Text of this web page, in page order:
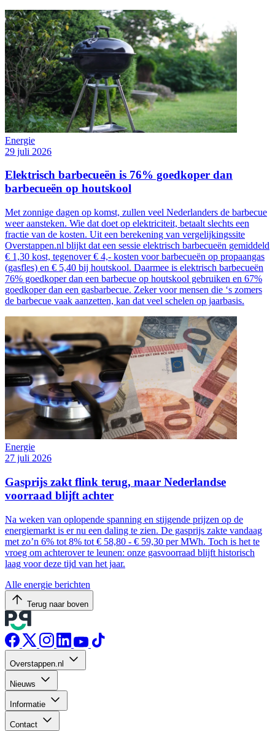
Energie
29 juli 2026
Elektrisch barbecueën is 76% goedkoper dan
barbecueën op houtskool
Met zonnige dagen op komst, zullen veel Nederlanders de barbecue
weer aansteken. Wie dat doet op elektriciteit, betaalt slechts een
fractie van de kosten. Uit een berekening van vergelijkingssite
Overstappen.nl blijkt dat een sessie elektrisch barbecueën gemiddeld
€ 1,30 kost, tegenover € 4,- kosten voor barbecueën op propaangas
(gasfles) en € 5,40 bij houtskool. Daarmee is elektrisch barbecueën
76% goedkoper dan een barbecue op houtskool gebruiken en 67%
goedkoper dan een gasbarbecue. Zeker voor mensen die ‘s zomers
de barbecue vaak aanzetten, kan dat veel schelen op jaarbasis.
Energie
27 juli 2026
Gasprijs zakt flink terug, maar Nederlandse
voorraad blijft achter
Na weken van oplopende spanning en stijgende prijzen op de
energiemarkt is er nu een daling te zien. De gasprijs zakte vandaag
met zo’n 6% tot 8% tot € 58,80 - € 59,30 per MWh. Toch is het te
vroeg om achterover te leunen: onze gasvoorraad blijft historisch
laag voor deze tijd van het jaar.
Alle energie berichten
Terug naar boven
Overstappen.nl
Nieuws
Informatie
Contact